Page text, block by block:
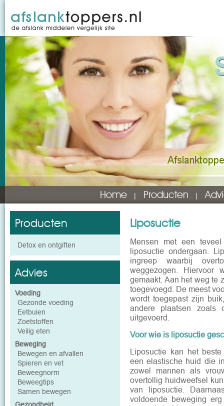
Home Producten
Producten
Detox en ontgiften
Advies
Voeding
Gezonde voeding
Eetbuien
Zoetstoffen
Veilig eten
Beweging
Bewegen en afvallen
Spieren en vet
Beweegnorm
Beweegtips
Samen bewegen
Liposuctie
Mensen met een
liposuctie ondergaan.
ingreep waarbij
weggezogen.
gemaakt. Aan het weg te
toegevoegd. De meest
wordt toegepast zijn
andere plaatsen
uitgevoerd.
Voor wie is liposuctie
Liposuctie kan het
een elastische huid die
zowel mannen als
overtollig huidweefsel
van liposuctie.
voldoende beweging